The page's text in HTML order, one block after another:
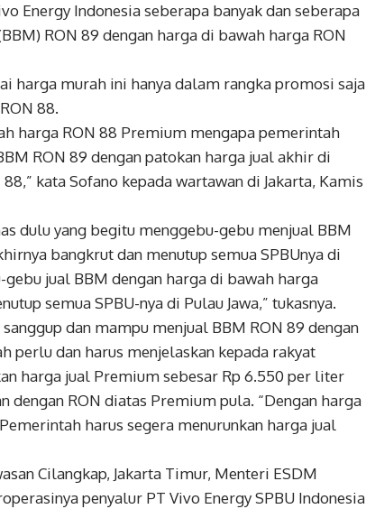
Energy Indonesia seberapa banyak dan seberapa
RON 89 dengan harga di bawah harga RON
harga murah ini hanya dalam rangka promosi saja
88.
harga RON 88 Premium mengapa pemerintah
RON 89 dengan patokan harga jual akhir di
kata Sofano kepada wartawan di Jakarta, Kamis
dulu yang begitu menggebu-gebu menjual BBM
bangkrut dan menutup semua SPBUnya di
gebu jual BBM dengan harga di bawah harga
semua SPBU-nya di Pulau Jawa,” tukasnya.
dan mampu menjual BBM RON 89 dengan
perlu dan harus menjelaskan kepada rakyat
harga jual Premium sebesar Rp 6.550 per liter
RON diatas Premium pula. “Dengan harga
harus segera menurunkan harga jual
Cilangkap, Jakarta Timur, Menteri ESDM
penyalur PT Vivo Energy SPBU Indonesia